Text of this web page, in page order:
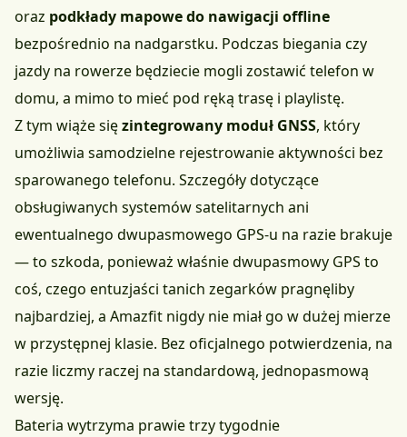
oraz podkłady mapowe do nawigacji offline
bezpośrednio na nadgarstku. Podczas biegania czy
jazdy na rowerze będziecie mogli zostawić telefon w
domu, a mimo to mieć pod ręką trasę i playlistę.
Z tym wiąże sięzintegrowany moduł GNSS, który
umożliwia samodzielne rejestrowanie aktywności bez
sparowanego telefonu. Szczegóły dotyczące
obsługiwanych systemów satelitarnych ani
ewentualnego dwupasmowego GPS-u na razie brakuje
— to szkoda, ponieważ właśnie dwupasmowy GPS to
coś, czego entuzjaści tanich zegarków pragnęliby
najbardziej, a Amazfit nigdy nie miał go w dużej mierze
w przystępnej klasie. Bez oficjalnego potwierdzenia, na
razie liczmy raczej na standardową, jednopasmową
wersję.
Bateria wytrzyma prawie trzy tygodnie